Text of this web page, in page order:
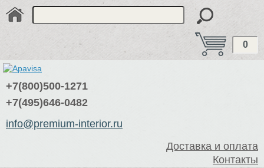
0
+7(800)500-1271
+7(495)646-0482
info@premium-interior.ru
Доставка и оплата
Контакты